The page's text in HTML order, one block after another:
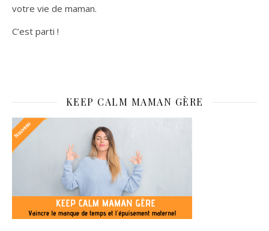
votre vie de maman.
C’est parti !
KEEP CALM MAMAN GÈRE